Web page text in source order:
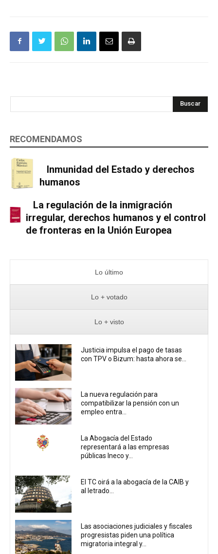
Buscar
RECOMENDAMOS
Inmunidad del Estado y derechos
humanos
La regulación de la inmigración
irregular, derechos humanos y el control
de fronteras en la Unión Europea
Lo último
Lo + votado
Lo + visto
Justicia impulsa el pago de tasas
con TPV o Bizum: hasta ahora se...
La nueva regulación para
compatibilizar la pensión con un
empleo entra...
La Abogacía del Estado
representará a las empresas
públicas Ineco y...
El TC oirá a la abogacía de la CAIB y
al letrado...
Las asociaciones judiciales y fiscales
progresistas piden una política
migratoria integral y...